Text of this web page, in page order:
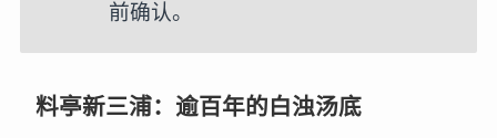
前确认。
料亭新三浦：逾百年的白浊汤底